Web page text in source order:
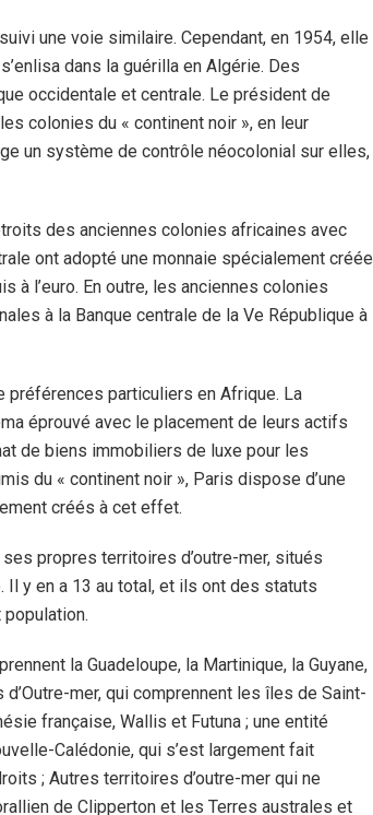
une voie similaire. Cependant, en 1954, elle
dans la guérilla en Algérie. Des
occidentale et centrale. Le président de
colonies du « continent noir », en leur
un système de contrôle néocolonial sur elles,
des anciennes colonies africaines avec
ont adopté une monnaie spécialement créée
à l’euro. En outre, les anciennes colonies
à la Banque centrale de la Ve République à
préférences particuliers en Afrique. La
éprouvé avec le placement de leurs actifs
de biens immobiliers de luxe pour les
du « continent noir », Paris dispose d’une
créés à cet effet.
propres territoires d’outre-mer, situés
y en a 13 au total, et ils ont des statuts
la Guadeloupe, la Martinique, la Guyane,
mer, qui comprennent les îles de Saint-
française, Wallis et Futuna ; une entité
Calédonie, qui s’est largement fait
; Autres territoires d’outre-mer qui ne
de Clipperton et les Terres australes et